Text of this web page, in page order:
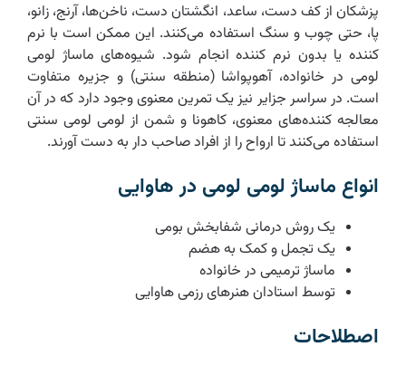
پزشکان از کف دست، ساعد، انگشتان دست، ناخن‌ها، آرنج، زانو،
پا، حتی چوب و سنگ استفاده می‌کنند. این ممکن است با نرم
کننده یا بدون نرم کننده انجام شود. شیوه‌های ماساژ لومی
لومی در خانواده، آهوپواشا (منطقه سنتی) و جزیره متفاوت
است. در سراسر جزایر نیز یک تمرین معنوی وجود دارد که در آن
معالجه کننده‌های معنوی، کاهونا و شمن از لومی لومی سنتی
استفاده می‌کنند تا ارواح را از افراد صاحب دار به دست آورند.
انواع ماساژ لومی لومی در هاوایی
یک روش درمانی شفابخش بومی
یک تجمل و کمک به هضم
ماساژ ترمیمی در خانواده
توسط استادان هنر‌های رزمی هاوایی
اصطلاحات